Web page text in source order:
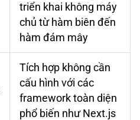
triển khai không máy
chủ từ hàm biên đến
hàm đám mây
Tích hợp không cần
cấu hình với các
framework toàn diện
phổ biến như Next.js